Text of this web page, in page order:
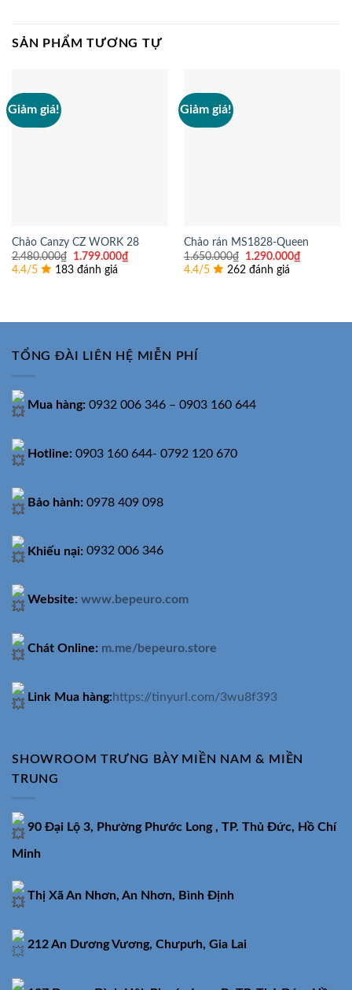
SẢN PHẨM TƯƠNG TỰ
Giảm giá!
Chảo Canzy CZ WORK 28
2.480.000₫
Giá
gốc
là:
1.799.000₫Giá
4.4/5 183 đánh giá
Giảm giá!
Chảo rán MS1828-Queen
1.650.000₫
Giá
gốc
là:
1.290.000₫Giá
4.4/5 262 đánh giá
TỔNG ĐÀI LIÊN HỆ MIỄN PHÍ
Mua hàng: 0932 006 346 – 0903 160 644
Hotline: 0903 160 644- 0792 120 670
Bảo hành: 0978 409 098
Khiếu nại: 0932 006 346
Website: www.bepeuro.com
Chát Online: m.me/bepeuro.store
Link Mua hàng:https://tinyurl.com/3wu8f393
SHOWROOM TRƯNG BÀY MIỀN NAM & MIỀN
TRUNG
90 Đại Lộ 3, Phường Phước Long , TP. Thủ Đức, Hồ Chí
Minh
Thị Xã An Nhơn, An Nhơn, Bình Định
212 An Dương Vương, Chưpưh, Gia Lai